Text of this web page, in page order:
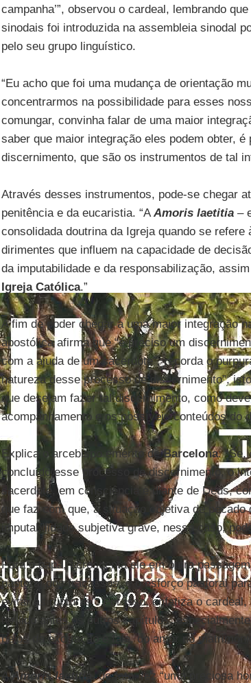
campanha’”, observou o cardeal, lembrando
sinodais foi introduzida na assembleia sinodal
pelo seu grupo linguístico.
“Eu acho que foi uma mudança de orientação
concentrarmos na possibilidade para esses
comungar, convinha falar de uma maior
saber que maior integração eles podem obter,
discernimento, que são os instrumentos de tal
Através desses instrumentos, pode-se chegar
penitência e da eucaristia. “AAmoris laetitia –
consolidada doutrina da Igreja quando se
dirimentes que influem na capacidade de
da imputabilidade e da responsabilização,
Igreja Católica.”
A fim de poder chegar a uma maior integração
apostólica afirma que “é preciso um
com a ajuda de um sacerdote”, recorda o
natureza desse processo de discernimento”,
que desejam fazer tal discernimento, como
acompanhamento e os possíveis conteúdos do
Explica o arcebispo emérito deBarcelona: “Se,
concluído esse processo de discernimento, o
sacerdote, em consciência e diante de Deus,
que faz com que, à situação objetiva de
imputabilidade subjetiva grave, nesse caso,
Para o papa, acrescenta ele em outra
pastoral dos fracassos, é o esforço pastoral
evitar as rupturas”. Por isso, enfatiza o
ter lido antes os outros capítulos,
belos da exortação e fala, do amor no
AAmoris laetitia , de fato, fez “uma preciosa